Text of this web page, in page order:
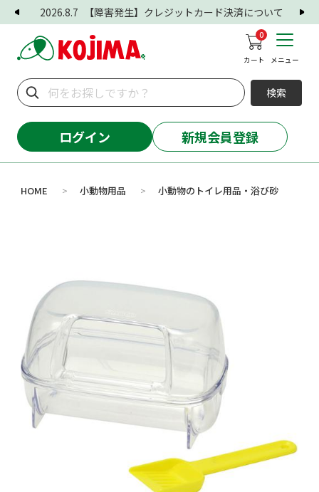
2026.8.7 【障害発生】クレジットカード決済について
0
カート メニュー
検索
ログイン 新規会員登録
HOME > 小動物用品 > 小動物のトイレ用品・浴び砂